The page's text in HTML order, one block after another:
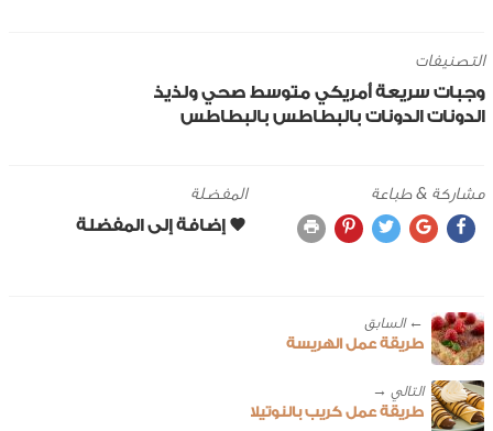
التصنيفات
وجبات سريعة أمريكي متوسط صحي ولذيذ
الدونات الدونات بالبطاطس بالبطاطس
مشاركة & طباعة المفضلة
← ‎السابق
طريقة عمل الهريسة
طريقة عمل كريب بالنوتيلا